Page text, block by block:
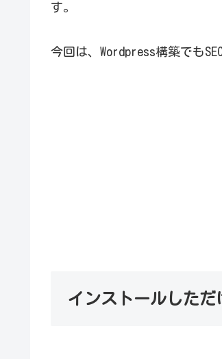
す。
今回は、Wordpress構築でも
インストールしただ